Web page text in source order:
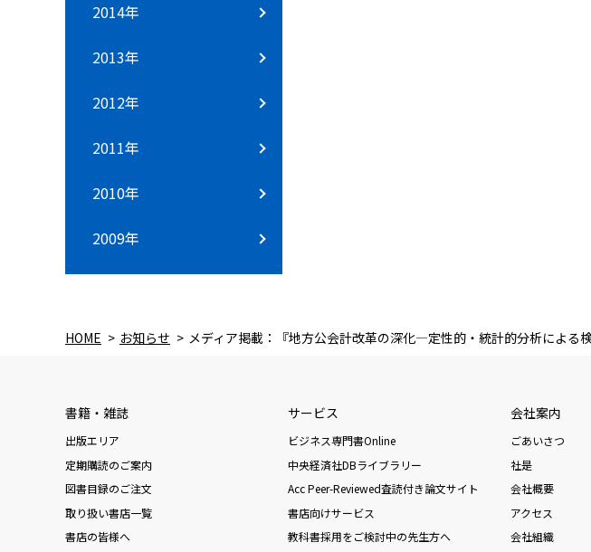
2014年
2013年
2012年
2011年
2010年
2009年
HOME お知らせ メディア掲載：『地方公会計改革の深化―定性的・統計的分析による
書籍・雑誌
出版エリア
定期購読のご案内
図書目録のご注文
取り扱い書店一覧
書店の皆様へ
サービス
ビジネス専門書Online
中央経済社DBライブラリー
Acc Peer-Reviewed査読付き論文サイト
書店向けサービス
教科書採用をご検討中の先生方へ
会社案内
ごあいさつ
社是
会社概要
アクセス
会社組織